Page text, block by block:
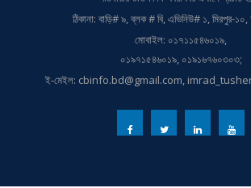
ঠিকানা: বাড়ি# ৯, ব্লক # বি, এভিনিউ# ১, মিরপুর-১০,
মোবাইল: ০১৭১১৫৪৬০১৯,
০১৯৭১৫৪৬০১৯, ০১৯১৬৭৬০৩০৩;
ই-মেইল: cbinfo.bd@gmail.com,